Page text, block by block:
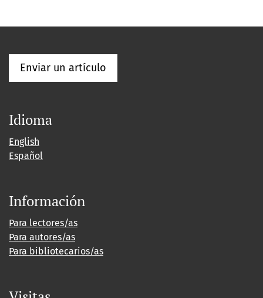
Enviar un artículo
Idioma
English
Español
Información
Para lectores/as
Para autores/as
Para bibliotecarios/as